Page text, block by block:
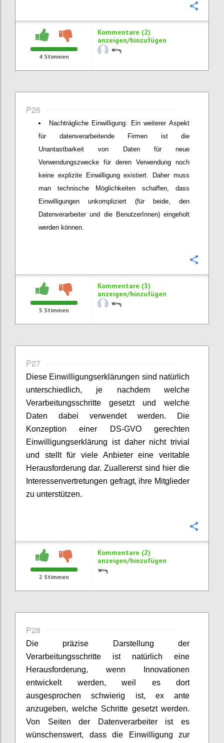
4 Stimmen
Kommentare (2)
anzeigen/hinzufügen
P26
Nachträgliche Einwilligung: Ein weiterer Aspekt
für datenverarbeitende Firmen ist die
Unantastbarkeit von Daten für neue
Verwendungszwecke für deren Verwendung noch
keine explizite Einwilligung existiert. Daher muss
man technische Möglichkeiten schaffen, dass
Einwilligungen unkompliziert (für beide, den
Datenverarbeiter und die BenutzerInnen) eingeholt
werden können.
5 Stimmen
Kommentare (3)
anzeigen/hinzufügen
P27
Diese Einwilligungserklärungen sind natürlich
unterschiedlich, je nachdem welche
Verarbeitungsschritte gesetzt und welche
Daten dabei verwendet werden. Die
Konzeption einer DS-GVO gerechten
Einwilligungserklärung ist daher nicht trivial
und stellt für viele Anbieter eine veritable
Herausforderung dar. Zuallererst sind hier die
Interessenvertretungen gefragt, ihre Mitglieder
zu unterstützen.
2 Stimmen
Kommentare (2)
anzeigen/hinzufügen
P28
Die präzise Darstellung der
Verarbeitungsschritte ist natürlich eine
Herausforderung, wenn Innovationen
entwickelt werden, weil es dort
ausgesprochen schwierig ist, ex ante
anzugeben, welche Schritte gesetzt werden.
Von Seiten der Datenverarbeiter ist es
wünschenswert, dass die Einwilligung zur